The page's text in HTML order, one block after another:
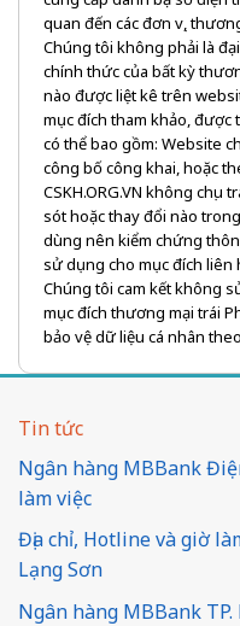
quan đến các đơn vị,
Chúng tôi không phải là
chính thức của bất kỳ
nào được liệt kê trên
mục đích tham khảo,
có thể bao gồm: Website
công bố công khai, hoặc
CSKH.ORG.VN không chịu
sót hoặc thay đổi nào
dùng nên kiểm chứng
sử dụng cho mục đích liên
Chúng tôi cam kết không
mục đích thương mại trái
bảo vệ dữ liệu cá nhân
Tin tức
Ngân hàng MBBank
làm việc
Địa chỉ, Hotline và giờ
Lạng Sơn
Ngân hàng MBBank